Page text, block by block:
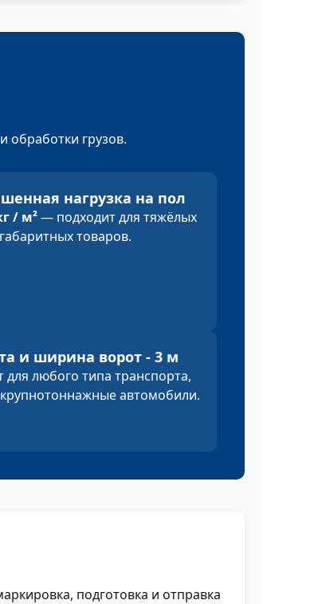
обработки грузов.
нагрузка на пол
/ м²— подходит для тяжёлых
товаров.
и ширина ворот - 3 м
для любого типа транспорта,
автомобили.
подготовка и отправка